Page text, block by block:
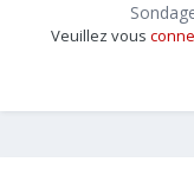
Veuillez vous